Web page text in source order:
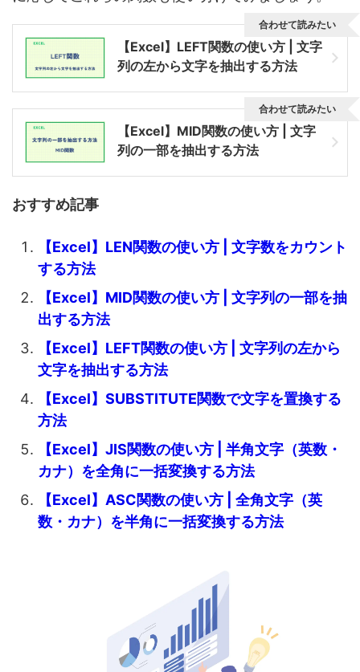
【Excel】LEFT関数の使い方 | 文字
列の左から文字を抽出する方法
合わせて読みたい
【Excel】MID関数の使い方 | 文字
列の一部を抽出する方法
合わせて読みたい
おすすめ記事
【Excel】LEN関数の使い方 | 文字数をカウント
する方法
【Excel】MID関数の使い方 | 文字列の一部を抽
出する方法
【Excel】LEFT関数の使い方 | 文字列の左から
文字を抽出する方法
【Excel】SUBSTITUTE関数で文字を置換する
方法
【Excel】JIS関数の使い方 | 半角文字（英数・
カナ）を全角に一括変換する方法
【Excel】ASC関数の使い方 | 全角文字（英
数・カナ）を半角に一括変換する方法